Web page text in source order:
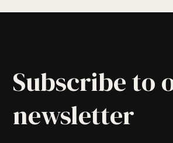
Subscribe to
newsletter